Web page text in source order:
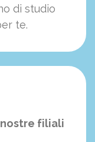
di studio
te.
filiali